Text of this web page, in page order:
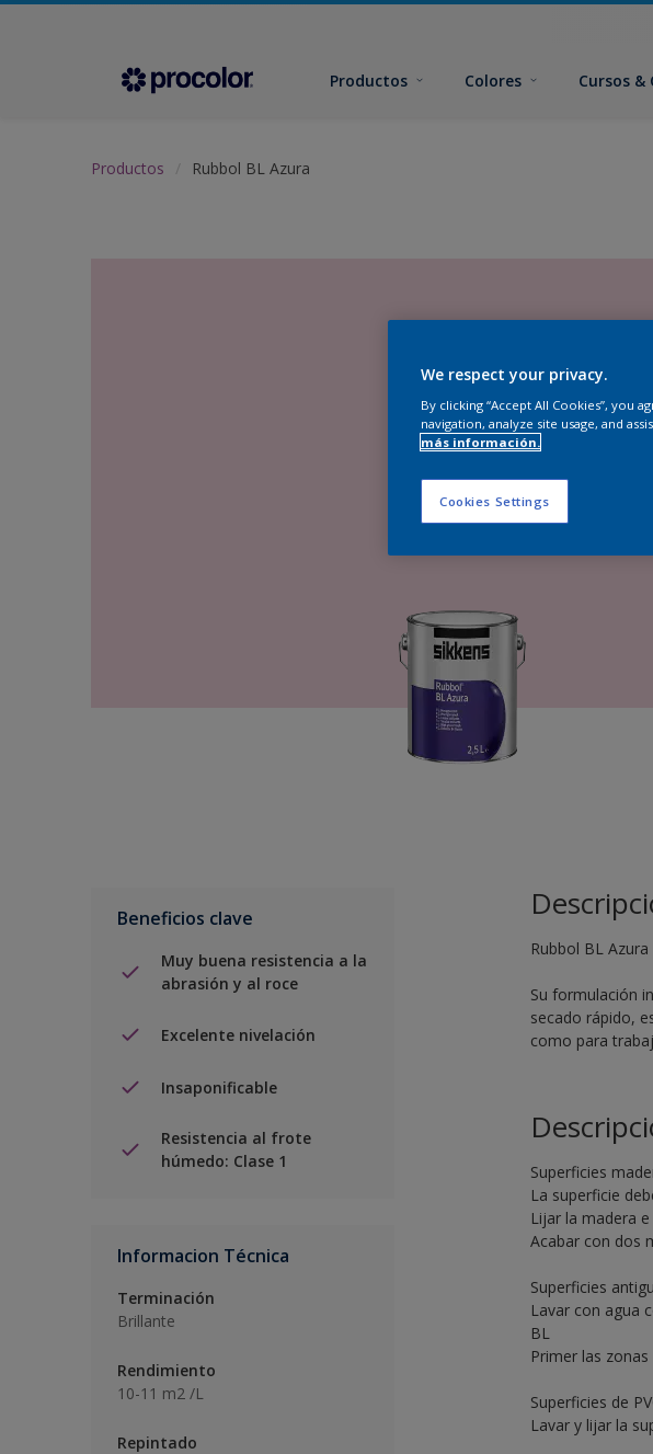
Productos Colores Cursos &
Productos Rubbol BL Azura
Beneficios clave
Muy buena resistencia a la
abrasión y al roce
Excelente nivelación
Insaponificable
Resistencia al frote
húmedo: Clase 1
Informacion Técnica
Terminación
Brillante
Rendimiento
10-11 m2 /L
Repintado
Rubbol BL
Su formulación
secado rápido,
como para
Superficies
La superficie
Lijar la madera
Acabar con dos
Superficies
Lavar con agua
BL
Primer las
Superficies de
Lavar y lijar la
We respect your privacy.
By clicking “Accept All Cookies”, you
navigation, analyze site usage, and
más información.
Cookies Settings